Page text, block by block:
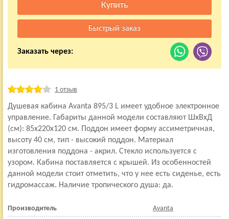
Заказать через:
1 отзыв
Душевая кабина Avanta 895/3 L имеет удобное электронное
управление. Габариты данной модели составляют ШхВхД
(см): 85x220x120 см. Поддон имеет форму ассиметричная,
высоту 40 см, тип - высокий поддон. Материал
изготовления поддона - акрил. Стекло используется с
узором. Кабина поставляется с крышей. Из особенностей
данной модели стоит отметить, что у нее есть сиденье, есть
гидромассаж. Наличие тропического душа: да.
Производитель Avanta